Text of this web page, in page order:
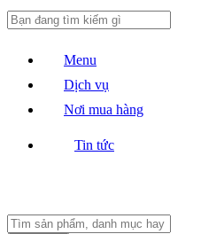
Menu
Dịch vụ
Nơi mua hàng
Tin tức